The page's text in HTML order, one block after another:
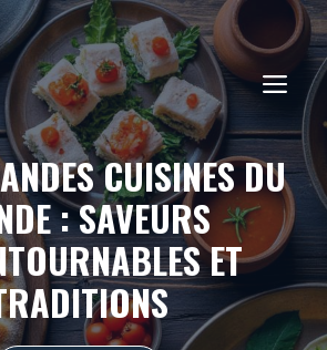
CUISINES DU
: SAVEURS
ET